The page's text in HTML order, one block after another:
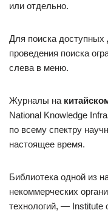
или отдельно.
Для поиска доступных
проведения поиска
слева в меню.
Журналы на
National Knowledge
по всему спектру
настоящее время.
Библиотека одной из
некоммерческих
технологий, — Institute